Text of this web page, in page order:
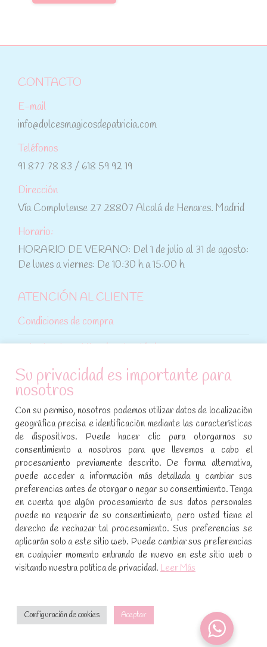
CONTACTO
E-mail
info@dulcesmagicosdepatricia.com
Teléfonos
91 877 78 83 / 618 59 92 19
Dirección
Vía Complutense 27 28807 Alcalá de Henares. Madrid
Horario:
HORARIO DE VERANO: Del 1 de julio al 31 de agosto:
De lunes a viernes: De 10:30 h a 15:00 h
ATENCIÓN AL CLIENTE
Condiciones de compra
Política de cookies
SÍGUENOS EN REDES SOCIALES
Encuéntranos en:
Facebook
page
opens
in
new
window
YouTube
page
opens
in
new
window
Instagram
page
opens
in
new
window
No te pierdas las promociones y novedades, suscríbete a
nuestra newsletter:
[sibwp_form id=1]
2021 · Dulces mágicos de Patricia · Desarrollado por
Su privacidad es importante para
nosotros
Con su permiso, nosotros podemos utilizar datos de localización
geográfica precisa e identificación mediante las características
de dispositivos. Puede hacer clic para otorgarnos su
consentimiento a nosotros para que llevemos a cabo el
procesamiento previamente descrito. De forma alternativa,
puede acceder a información más detallada y cambiar sus
preferencias antes de otorgar o negar su consentimiento. Tenga
en cuenta que algún procesamiento de sus datos personales
puede no requerir de su consentimiento, pero usted tiene el
derecho de rechazar tal procesamiento. Sus preferencias se
aplicarán solo a este sitio web. Puede cambiar sus preferencias
en cualquier momento entrando de nuevo en este sitio web o
visitando nuestra política de privacidad. Leer Más
Configuración de cookies Aceptar